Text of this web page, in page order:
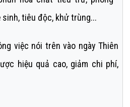
sinh, tiêu độc, khử trùng...
việc nói trên vào ngày Thiên
hiệu quả cao, giảm chi phí,